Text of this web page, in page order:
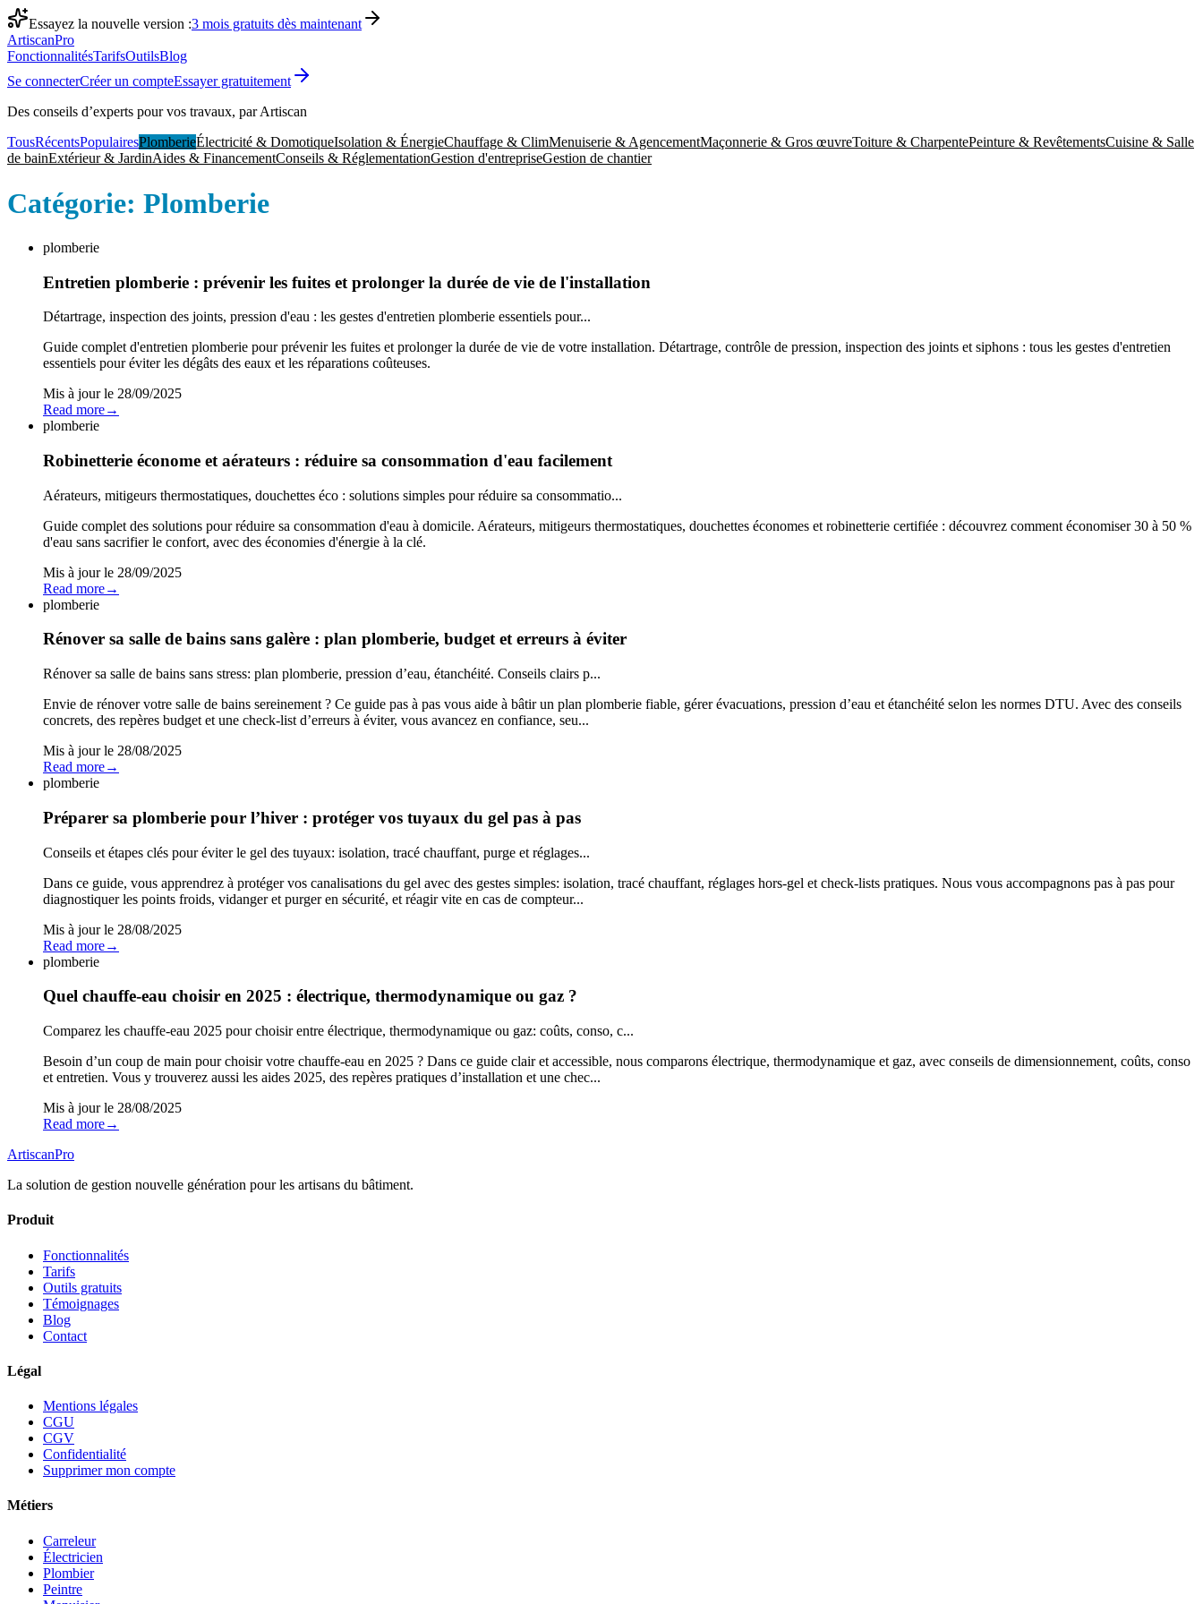
Essayez la nouvelle version :3 mois gratuits dès maintenant
ArtiscanPro
FonctionnalitésTarifsOutilsBlog
Se connecterCréer un compteEssayer gratuitement
Des conseils d’experts pour vos travaux, par Artiscan
TousRécentsPopulairesPlomberieÉlectricité & DomotiqueIsolation & ÉnergieChauffage & ClimMenuiserie & AgencementMaçonnerie & Gros œuvreToiture & CharpentePeinture & RevêtementsCuisine & Salle
de bainExtérieur & JardinAides & FinancementConseils & RéglementationGestion d'entrepriseGestion de chantier
Catégorie: Plomberie
plomberie
Entretien plomberie : prévenir les fuites et prolonger la durée de vie de l'installation
Détartrage, inspection des joints, pression d'eau : les gestes d'entretien plomberie essentiels pour...
Guide complet d'entretien plomberie pour prévenir les fuites et prolonger la durée de vie de votre installation. Détartrage, contrôle de pression, inspection des joints et siphons : tous les gestes d'entretien
essentiels pour éviter les dégâts des eaux et les réparations coûteuses.
Mis à jour le 28/09/2025
Read more→
plomberie
Robinetterie économe et aérateurs : réduire sa consommation d'eau facilement
Aérateurs, mitigeurs thermostatiques, douchettes éco : solutions simples pour réduire sa consommatio...
Guide complet des solutions pour réduire sa consommation d'eau à domicile. Aérateurs, mitigeurs thermostatiques, douchettes économes et robinetterie certifiée : découvrez comment économiser 30 à 50 %
d'eau sans sacrifier le confort, avec des économies d'énergie à la clé.
Mis à jour le 28/09/2025
Read more→
plomberie
Rénover sa salle de bains sans galère : plan plomberie, budget et erreurs à éviter
Rénover sa salle de bains sans stress: plan plomberie, pression d’eau, étanchéité. Conseils clairs p...
Envie de rénover votre salle de bains sereinement ? Ce guide pas à pas vous aide à bâtir un plan plomberie fiable, gérer évacuations, pression d’eau et étanchéité selon les normes DTU. Avec des conseils
concrets, des repères budget et une check-list d’erreurs à éviter, vous avancez en confiance, seu...
Mis à jour le 28/08/2025
Read more→
plomberie
Préparer sa plomberie pour l’hiver : protéger vos tuyaux du gel pas à pas
Conseils et étapes clés pour éviter le gel des tuyaux: isolation, tracé chauffant, purge et réglages...
Dans ce guide, vous apprendrez à protéger vos canalisations du gel avec des gestes simples: isolation, tracé chauffant, réglages hors‑gel et check‑lists pratiques. Nous vous accompagnons pas à pas pour
diagnostiquer les points froids, vidanger et purger en sécurité, et réagir vite en cas de compteur...
Mis à jour le 28/08/2025
Read more→
plomberie
Quel chauffe-eau choisir en 2025 : électrique, thermodynamique ou gaz ?
Comparez les chauffe-eau 2025 pour choisir entre électrique, thermodynamique ou gaz: coûts, conso, c...
Besoin d’un coup de main pour choisir votre chauffe-eau en 2025 ? Dans ce guide clair et accessible, nous comparons électrique, thermodynamique et gaz, avec conseils de dimensionnement, coûts, conso
et entretien. Vous y trouverez aussi les aides 2025, des repères pratiques d’installation et une chec...
Mis à jour le 28/08/2025
Read more→
ArtiscanPro
La solution de gestion nouvelle génération pour les artisans du bâtiment.
Produit
Fonctionnalités
Tarifs
Outils gratuits
Témoignages
Blog
Contact
Légal
Mentions légales
CGU
CGV
Confidentialité
Supprimer mon compte
Métiers
Carreleur
Électricien
Plombier
Peintre